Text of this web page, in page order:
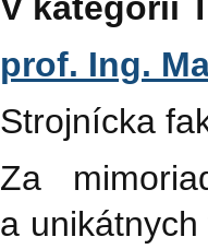
prof. Ing.
Strojnícka
Za
a